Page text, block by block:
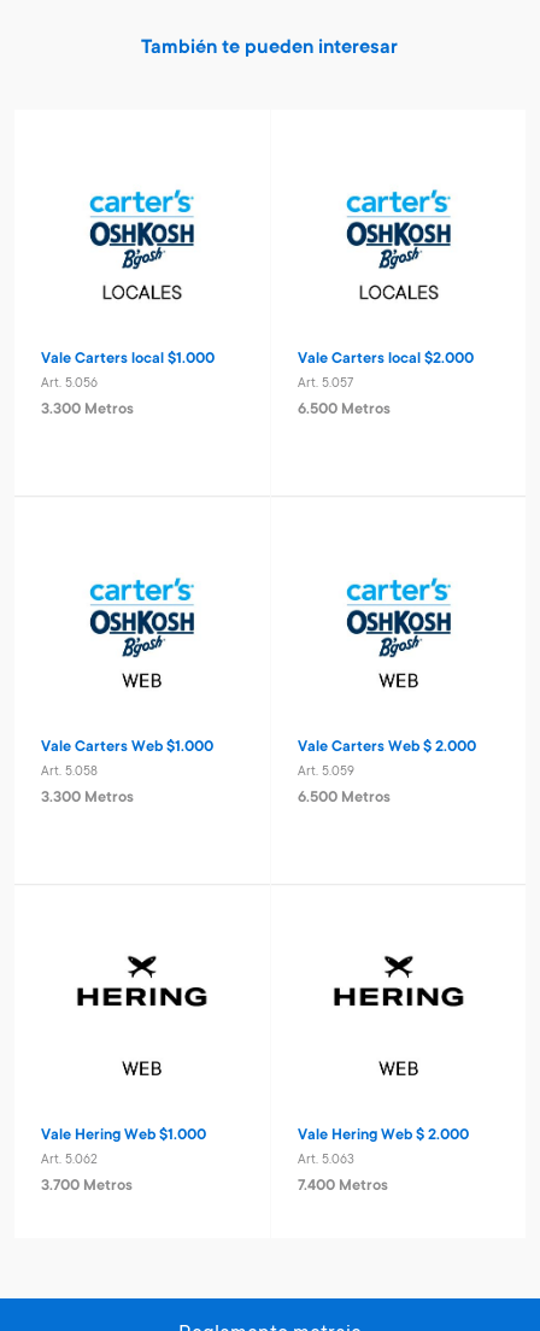
También te pueden interesar
Vale Carters local $1.000
Art. 5.056
3.300 Metros
Vale Carters local $2.000
Art. 5.057
6.500 Metros
Vale Carters Web $1.000
Art. 5.058
3.300 Metros
Vale Carters Web $ 2.000
Art. 5.059
6.500 Metros
Vale Hering Web $1.000
Art. 5.062
3.700 Metros
Vale Hering Web $ 2.000
Art. 5.063
7.400 Metros